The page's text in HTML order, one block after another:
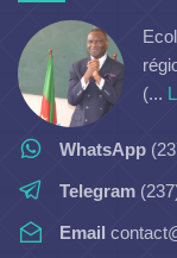
(...
WhatsApp
Telegram
Email